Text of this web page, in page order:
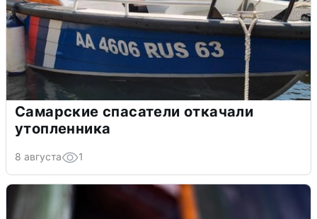
Самарские спасатели откачали
утопленника
8 августа 1